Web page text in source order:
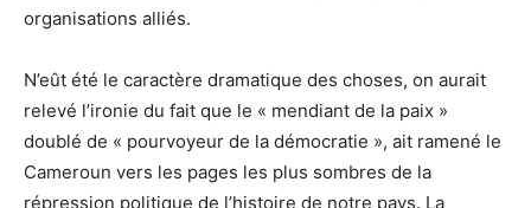
organisations alliés.
N’eût été le caractère dramatique des choses, on aurait
relevé l’ironie du fait que le « mendiant de la paix »
doublé de « pourvoyeur de la démocratie », ait ramené le
Cameroun vers les pages les plus sombres de la
répression politique de l’histoire de notre pays. La